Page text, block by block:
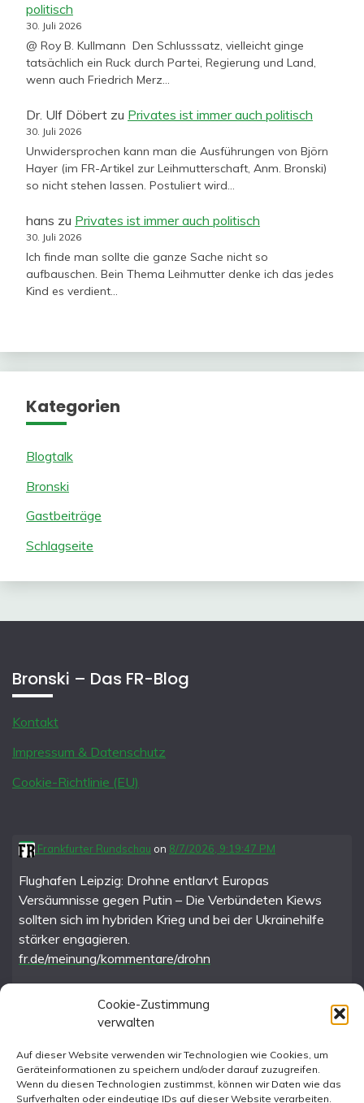
Cookie-Zustimmung
verwalten
Auf dieser Website verwenden wir Technologien wie Cookies, um
Geräteinformationen zu speichern und/oder darauf zuzugreifen.
Wenn du diesen Technologien zustimmst, können wir Daten wie das
Surfverhalten oder eindeutige IDs auf dieser Website verarbeiten.
politisch
30. Juli 2026
@ Roy B. Kullmann Den Schlusssatz, vielleicht ginge
tatsächlich ein Ruck durch Partei, Regierung und Land,
wenn auch Friedrich Merz…
Dr. Ulf Döbert zu Privates ist immer auch politisch
30. Juli 2026
Unwidersprochen kann man die Ausführungen von Björn
Hayer (im FR-Artikel zur Leihmutterschaft, Anm. Bronski)
so nicht stehen lassen. Postuliert wird…
hans zu Privates ist immer auch politisch
30. Juli 2026
Ich finde man sollte die ganze Sache nicht so
aufbauschen. Bein Thema Leihmutter denke ich das jedes
Kind es verdient…
Kategorien
Blogtalk
Bronski
Gastbeiträge
Schlagseite
Bronski – Das FR-Blog
Kontakt
Impressum & Datenschutz
Cookie-Richtlinie (EU)
Frankfurter Rundschau on 8/7/2026, 9:19:47 PM
Flughafen Leipzig: Drohne entlarvt Europas
Versäumnisse gegen Putin – Die Verbündeten Kiews
sollten sich im hybriden Krieg und bei der Ukrainehilfe
stärker engagieren.
fr.de/meinung/kommentare/drohn
Instagram